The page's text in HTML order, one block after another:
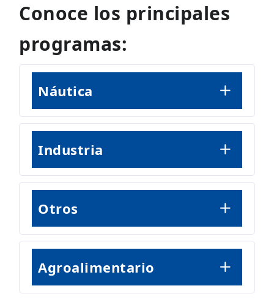
Conoce los principales
programas:
Náutica
Industria
Otros
Agroalimentario